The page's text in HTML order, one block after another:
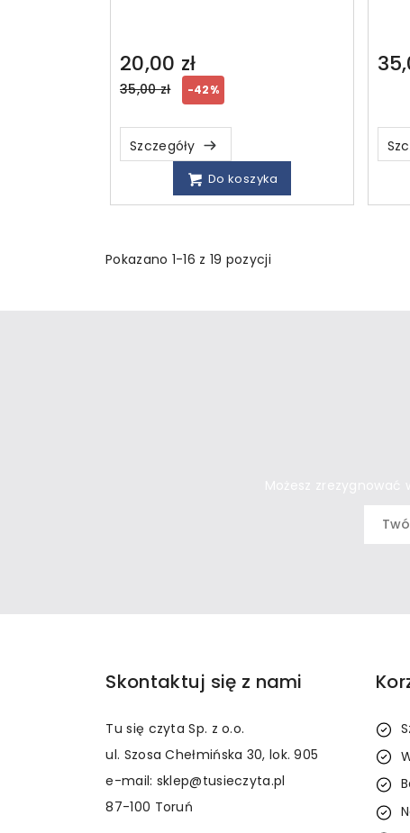
20,00 zł
Regular
35,00 zł -42%
Szczegóły
Do koszyka
Pokazano 1-16 z 19 pozycji
Skontaktuj się z nami
Tu się czyta Sp. z o.o.
ul. Szosa Chełmińska 30, lok. 905
e-mail: sklep@tusieczyta.pl
87-100 Toruń